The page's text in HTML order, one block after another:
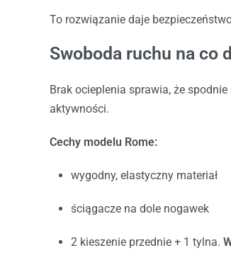
To rozwiązanie daje
Swoboda ruchu na co
Brak ocieplenia sprawia, że
aktywności.
Cechy modelu Rome:
wygodny, elastyczny materiał
ściągacze na dole nogawek
2 kieszenie przednie + 1 tylna.